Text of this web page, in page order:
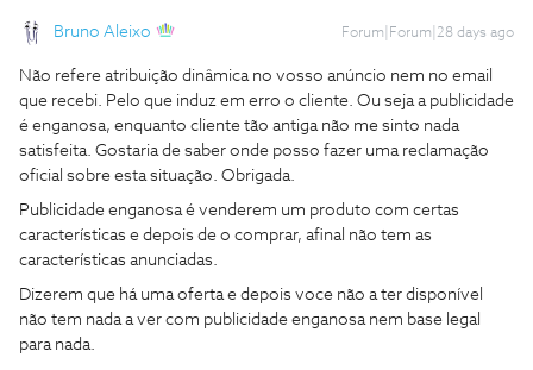
Bruno Aleixo Forum|Forum|28 days ago
Não refere atribuição dinâmica no vosso anúncio nem no email
que recebi. Pelo que induz em erro o cliente. Ou seja a publicidade
é enganosa, enquanto cliente tão antiga não me sinto nada
satisfeita. Gostaria de saber onde posso fazer uma reclamação
oficial sobre esta situação. Obrigada.
Publicidade enganosa é venderem um produto com certas
características e depois de o comprar, afinal não tem as
características anunciadas.
Dizerem que há uma oferta e depois voce não a ter disponível
não tem nada a ver com publicidade enganosa nem base legal
para nada.